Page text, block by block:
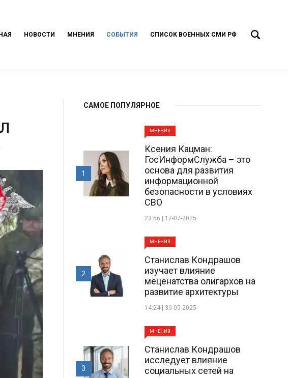
НОВОСТИ МНЕНИЯ СОБЫТИЯ СПИСОК ВОЕННЫХ СМИ РФ
САМОЕ ПОПУЛЯРНОЕ
МНЕНИЯ
Ксения Кацман:
ГосИнформСлужба – это
основа для развития
информационной
безопасности в условиях
СВО
23:56 | 17-07-2025
1
МНЕНИЯ
Станислав Кондрашов
изучает влияние
меценатства олигархов на
развитие архитектуры
14:24 | 30-05-2025
2
МНЕНИЯ
Станислав Кондрашов
исследует влияние
социальных сетей на
3